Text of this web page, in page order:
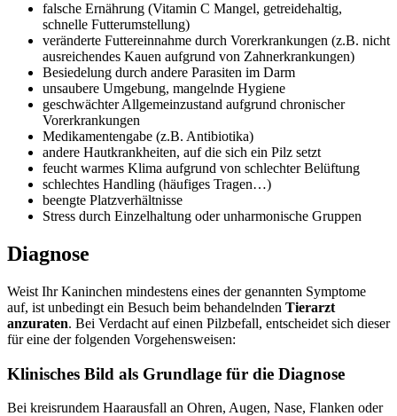
falsche Ernährung (Vitamin C Mangel, getreidehaltig,
schnelle Futterumstellung)
veränderte Futtereinnahme durch Vorerkrankungen (z.B. nicht
ausreichendes Kauen aufgrund von Zahnerkrankungen)
Besiedelung durch andere Parasiten im Darm
unsaubere Umgebung, mangelnde Hygiene
geschwächter Allgemeinzustand aufgrund chronischer
Vorerkrankungen
Medikamentengabe (z.B. Antibiotika)
andere Hautkrankheiten, auf die sich ein Pilz setzt
feucht warmes Klima aufgrund von schlechter Belüftung
schlechtes Handling (häufiges Tragen…)
beengte Platzverhältnisse
Stress durch Einzelhaltung oder unharmonische Gruppen
Diagnose
Weist Ihr Kaninchen mindestens eines der genannten Symptome
auf, ist unbedingt ein Besuch beim behandelnden Tierarzt
anzuraten. Bei Verdacht auf einen Pilzbefall, entscheidet sich dieser
für eine der folgenden Vorgehensweisen:
Klinisches Bild als Grundlage für die Diagnose
Bei kreisrundem Haarausfall an Ohren, Augen, Nase, Flanken oder